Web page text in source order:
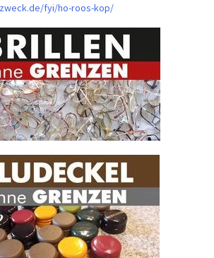
fyi/ho-roos-kop/